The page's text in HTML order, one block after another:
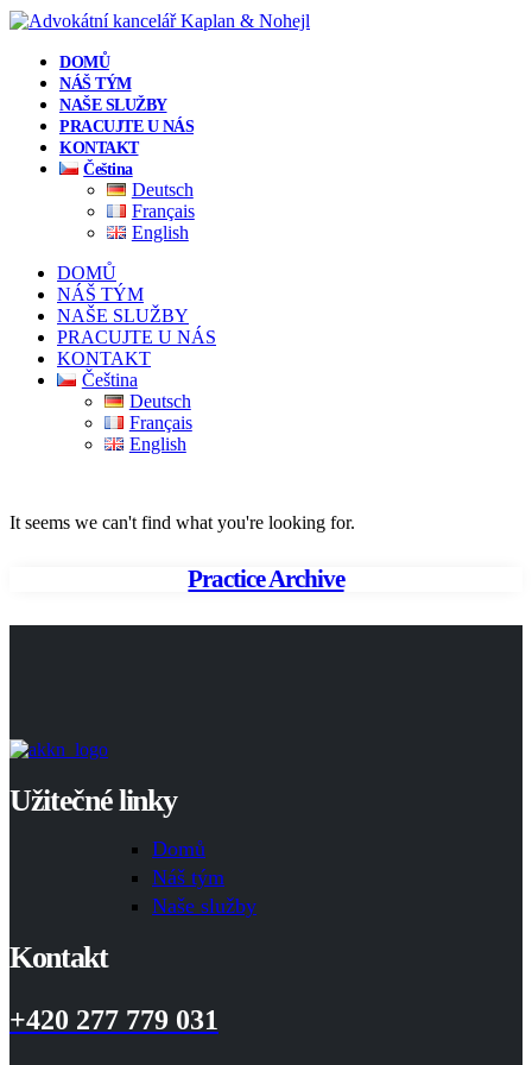
DOMŮ
NÁŠ TÝM
NAŠE SLUŽBY
PRACUJTE U NÁS
KONTAKT
Čeština
Deutsch
Français
English
DOMŮ
NÁŠ TÝM
NAŠE SLUŽBY
PRACUJTE U NÁS
KONTAKT
Čeština
Deutsch
Français
English
It seems we can't find what you're looking for.
Practice Archive
Užitečné linky
Domů
Náš tým
Naše služby
Kontakt
+420 277 779 031